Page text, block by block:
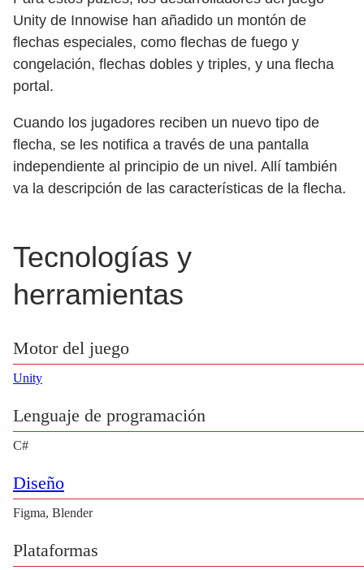
Unity de Innowise han añadido un montón de
flechas especiales, como flechas de fuego y
congelación, flechas dobles y triples, y una flecha
portal.
Cuando los jugadores reciben un nuevo tipo de
flecha, se les notifica a través de una pantalla
independiente al principio de un nivel. Allí también
va la descripción de las características de la flecha.
Tecnologías y
herramientas
Motor del juego
Unity
Lenguaje de programación
C#
Diseño
Figma, Blender
Plataformas